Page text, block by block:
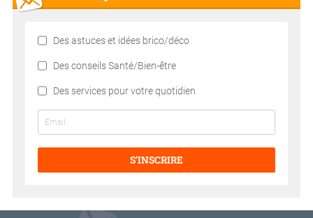
Des astuces et idées brico/déco
Des conseils Santé/Bien-être
Des services pour votre quotidien
S’INSCRIRE